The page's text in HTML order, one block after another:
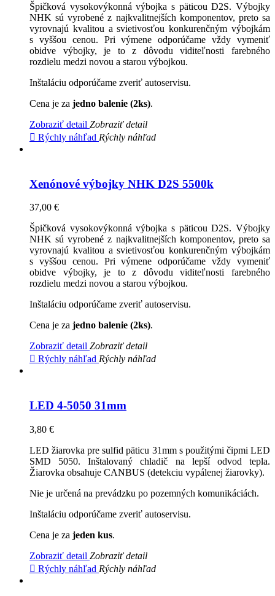
Špičková vysokovýkonná výbojka s päticou D2S. Výbojky
NHK sú vyrobené z najkvalitnejších komponentov, preto sa
vyrovnajú kvalitou a svietivosťou konkurenčným výbojkám
s vyššou cenou. Pri výmene odporúčame vždy vymeniť
obidve výbojky, je to z dôvodu viditeľnosti farebného
rozdielu medzi novou a starou výbojkou.
Inštaláciu odporúčame zveriť autoservisu.
Cena je za jedno balenie (2ks).
Zobraziť detail Zobraziť detail
 Rýchly náhľad Rýchly náhľad
Xenónové výbojky NHK D2S 5500k
37,00 €
Špičková vysokovýkonná výbojka s päticou D2S. Výbojky
NHK sú vyrobené z najkvalitnejších komponentov, preto sa
vyrovnajú kvalitou a svietivosťou konkurenčným výbojkám
s vyššou cenou. Pri výmene odporúčame vždy vymeniť
obidve výbojky, je to z dôvodu viditeľnosti farebného
rozdielu medzi novou a starou výbojkou.
Inštaláciu odporúčame zveriť autoservisu.
Cena je za jedno balenie (2ks).
Zobraziť detail Zobraziť detail
 Rýchly náhľad Rýchly náhľad
LED 4-5050 31mm
3,80 €
LED žiarovka pre sulfid päticu 31mm s použitými čipmi LED
SMD 5050. Inštalovaný chladič na lepší odvod tepla.
Žiarovka obsahuje CANBUS (detekciu vypálenej žiarovky).
Nie je určená na prevádzku po pozemných komunikáciách.
Inštaláciu odporúčame zveriť autoservisu.
Cena je za jeden kus.
Zobraziť detail Zobraziť detail
 Rýchly náhľad Rýchly náhľad